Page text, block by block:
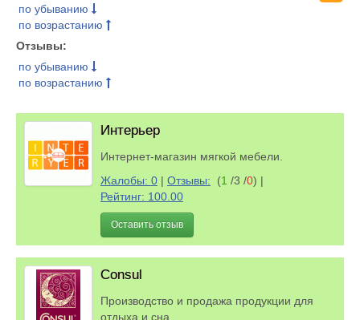
по убыванию
по возрастанию
Отзывы:
по убыванию
по возрастанию
Интерьер
Интернет-магазин мягкой мебели.
Жалобы: 0 | Отзывы: (1 /3 /0) |
Рейтинг: 100.00
Оставить отзыв
Consul
Производство и продажа продукции для
отдыха и сна.